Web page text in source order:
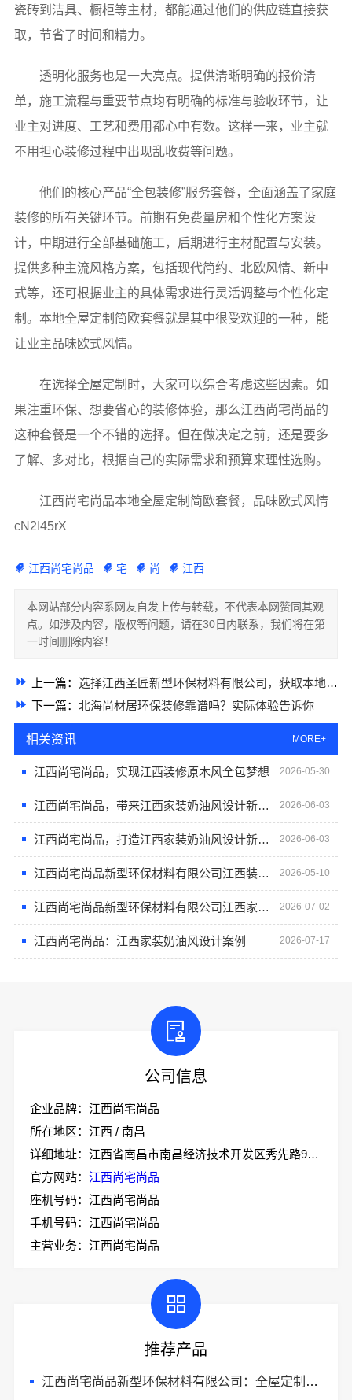
瓷砖到洁具、橱柜等主材，都能通过他们的供应链直接获
取，节省了时间和精力。
透明化服务也是一大亮点。提供清晰明确的报价清
单，施工流程与重要节点均有明确的标准与验收环节，让
业主对进度、工艺和费用都心中有数。这样一来，业主就
不用担心装修过程中出现乱收费等问题。
他们的核心产品“全包装修”服务套餐，全面涵盖了家庭
装修的所有关键环节。前期有免费量房和个性化方案设
计，中期进行全部基础施工，后期进行主材配置与安装。
提供多种主流风格方案，包括现代简约、北欧风情、新中
式等，还可根据业主的具体需求进行灵活调整与个性化定
制。 本地全屋定制简欧套餐就是其中很受欢迎的一种，能
让业主品味欧式风情。
在选择全屋定制时，大家可以综合考虑这些因素。如
果注重环保、想要省心的装修体验，那么江西尚宅尚品的
这种套餐是一个不错的选择。但在做决定之前，还是要多
了解、多对比，根据自己的实际需求和预算来理性选购。
江西尚宅尚品本地全屋定制简欧套餐，品味欧式风情
cN2I45rX
江西尚宅尚品 宅 尚 江西
本网站部分内容系网友自发上传与转载，不代表本网赞同其观
点。如涉及内容，版权等问题，请在30日内联系，我们将在第
一时间删除内容！
上一篇： 选择江西圣匠新型环保材料有限公司，获取本地好用室内装修费用预算
下一篇： 北海尚材居环保装修靠谱吗？实际体验告诉你
相关资讯 MORE+
江西尚宅尚品，实现江西装修原木风全包梦想 2026-05-30
江西尚宅尚品，带来江西家装奶油风设计新体验 2026-06-03
江西尚宅尚品，打造江西家装奶油风设计新典范 2026-06-03
江西尚宅尚品新型环保材料有限公司江西装修原木风全包 2026-05-10
江西尚宅尚品新型环保材料有限公司江西家装奶油风设计 2026-07-02
江西尚宅尚品：江西家装奶油风设计案例 2026-07-17
公司信息
企业品牌：江西尚宅尚品
所在地区：江西 / 南昌
详细地址：江西省南昌市南昌经济技术开发区秀先路999号技术协同创新园1-5#厂房二层南侧103室
官方网站： 江西尚宅尚品
座机号码：江西尚宅尚品
手机号码：江西尚宅尚品
主营业务：江西尚宅尚品
推荐产品
江西尚宅尚品新型环保材料有限公司：全屋定制简欧公司